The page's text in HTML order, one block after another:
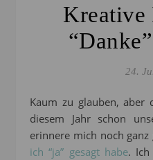
Kreative
24.
Kaum zu glauben, aber der Held und ich feiern in
diesem Jahr schon
erinnere mich noch ganz
ich “ja” gesagt habe. Ich